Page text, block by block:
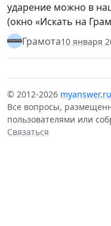
ударение можно в
(окно «Искать на
Грамота10 января
© 2012-2026 myanswer.ru
Все вопросы,
пользователями или
Связаться